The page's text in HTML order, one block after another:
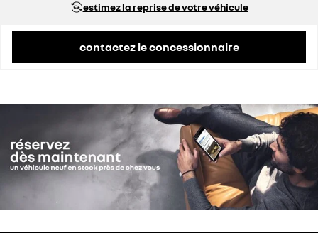
estimez la reprise de votre véhicule
contactez le concessionnaire